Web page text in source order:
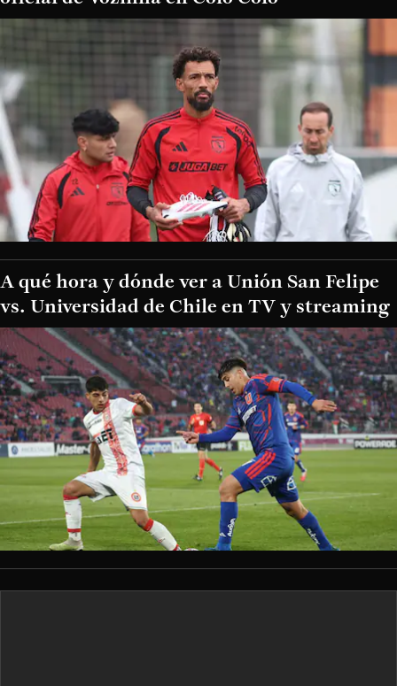
A qué hora y dónde ver a Unión San Felipe
vs. Universidad de Chile en TV y streaming